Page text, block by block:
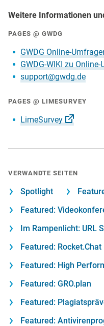
Weitere Informationen
PAGES @ GWDG
GWDG Online-
GWDG-WIKI zu Online-
support@gwdg.de
PAGES @ LIMESURVEY
LimeSurvey
VERWANDTE SEITEN
Spotlight
Featured:
Im Rampenlicht: URL
Featured: Rocket.Chat
Featured: High
Featured: GRO.plan
Featured:
Featured: